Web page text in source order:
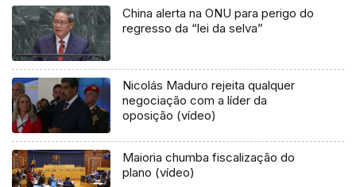
China alerta na ONU para perigo do
regresso da “lei da selva”
Nicolás Maduro rejeita qualquer
negociação com a líder da
oposição (vídeo)
Maioria chumba fiscalização do
plano (vídeo)